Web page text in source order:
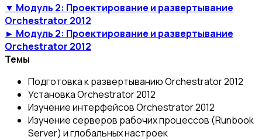
▼ Модуль 2: Проектирование и развертывание
Orchestrator 2012
► Модуль 2: Проектирование и развертывание
Orchestrator 2012
Темы
Подготовка к развертыванию Orchestrator 2012
Установка Orchestrator 2012
Изучение интерфейсов Orchestrator 2012
Изучение серверов рабочих процессов (Runbook
Server) и глобальных настроек